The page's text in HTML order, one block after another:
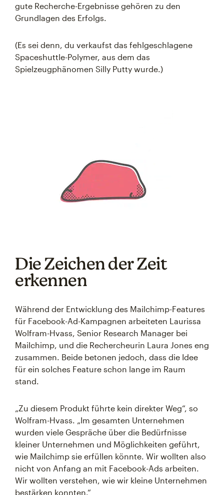
gute Recherche-Ergebnisse gehören zu den
Grundlagen des Erfolgs.
(Es sei denn, du verkaufst das fehlgeschlagene
Spaceshuttle-Polymer, aus dem das
Spielzeugphänomen Silly Putty wurde.)
Die Zeichen der Zeit
erkennen
Während der Entwicklung des Mailchimp-Features
für Facebook-Ad-Kampagnen arbeiteten Laurissa
Wolfram-Hvass, Senior Research Manager bei
Mailchimp, und die Rechercheurin Laura Jones eng
zusammen. Beide betonen jedoch, dass die Idee
für ein solches Feature schon lange im Raum
stand.
„Zu diesem Produkt führte kein direkter Weg“, so
Wolfram-Hvass. „Im gesamten Unternehmen
wurden viele Gespräche über die Bedürfnisse
kleiner Unternehmen und Möglichkeiten geführt,
wie Mailchimp sie erfüllen könnte. Wir wollten also
nicht von Anfang an mit Facebook-Ads arbeiten.
Wir wollten verstehen, wie wir kleine Unternehmen
bestärken konnten.“